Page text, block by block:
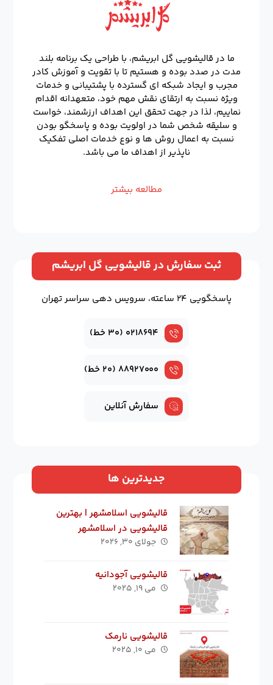
ما در قالیشویی گل ابریشم، با طراحی یک برنامه بلند
مدت در صدد بوده و هستیم تا با تقویت و آموزش کادر
مجرب و ایجاد شبکه ای گسترده با پشتیبانی و خدمات
ویژه نسبت به ارتقای نقش مهم خود، متعهدانه اقدام
نماییم، لذا در جهت تحقق این اهداف ارزشمند، خواست
و سلیقه شخص شما در اولویت بوده و پاسخگو بودن
نسبت به اعمال روش ها و نوع خدمات اصلی تفکیک
ناپذیر از اهداف ما می باشد.
مطالعه بیشتر
ثبت سفارش در قالیشویی گل ابریشم
پاسخگویی ۲۴ ساعته، سرویس دهی سراسر تهران
۰۲۱۸۶۹۴ (۳۰ خط)
۸۸۹۲۷۰۰۰ (۲۰ خط)
سفارش آنلاین
جدیدترین ها
قالیشویی اسلامشهر | بهترین
قالیشویی در اسلامشهر
جولای ۳۰, ۲۰۲۶
قالیشویی آجودانیه
می ۱۹, ۲۰۲۵
قالیشویی نارمک
می ۱۰, ۲۰۲۵